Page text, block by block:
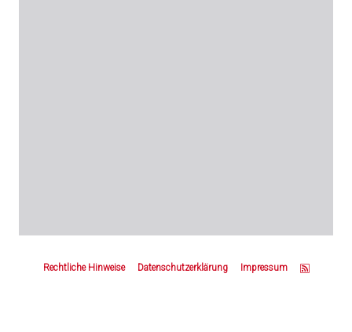
Rechtliche Hinweise Datenschutzerklärung Impressum